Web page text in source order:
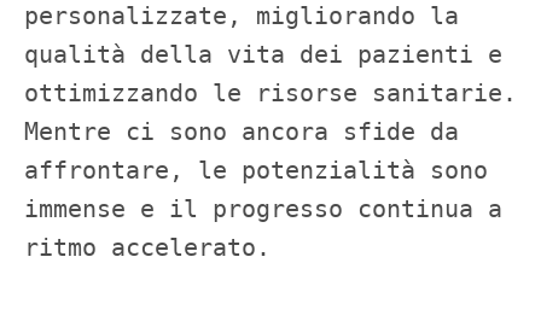
personalizzate, migliorando la
qualità della vita dei pazienti e
ottimizzando le risorse sanitarie.
Mentre ci sono ancora sfide da
affrontare, le potenzialità sono
immense e il progresso continua a
ritmo accelerato.